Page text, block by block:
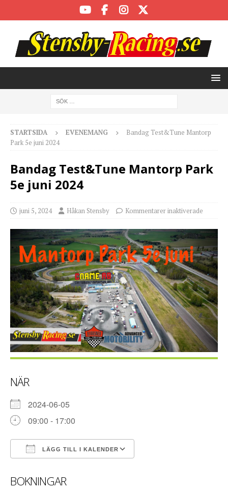
STARTSIDA EVENEMANG
Bandag Test&Tune Mantorp
Park 5e juni 2024
Bandag Test&Tune Mantorp Park
5e juni 2024
juni 5, 2024 Håkan Stensby Kommentarer inaktiverade
NÄR
2024-06-05
09:00 - 17:00
LÄGG TILL I KALENDER
BOKNINGAR